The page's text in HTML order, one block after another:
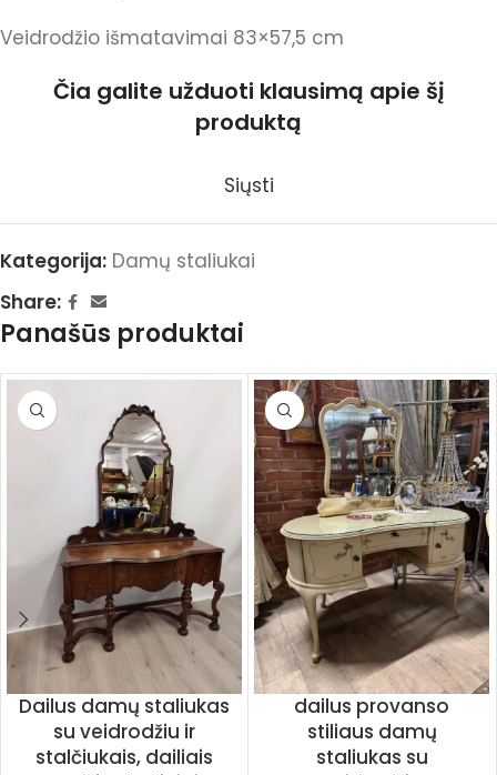
Veidrodžio išmatavimai 83×57,5 cm
Čia galite užduoti klausimą apie šį
produktą
Siųsti
Kategorija: Damų staliukai
Share:
Panašūs produktai
Dailus damų staliukas
su veidrodžiu ir
stalčiukais, dailiais
dailus provanso
stiliaus damų
staliukas su